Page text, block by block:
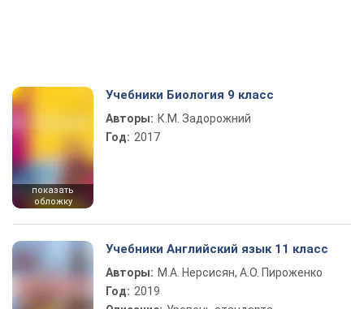
показать
обложку
Учебники Биология 9 класс
Авторы: К.М. Задорожний
Год: 2017
Учебники Английский язык 11 класс
Авторы: М.А. Нерсисян, А.О. Пироженко
Год: 2019